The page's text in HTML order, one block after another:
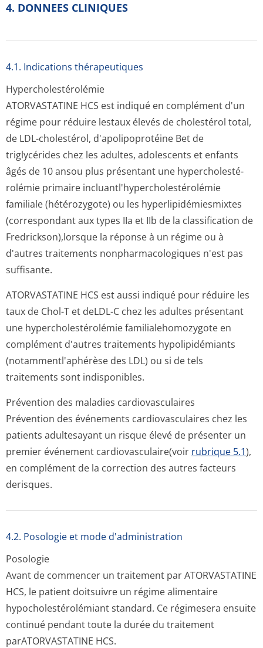
4. DONNEES CLINIQUES
4.1. Indications thérapeutiques
Hypercholesté­rolémie
ATORVASTATINE HCS est indiqué en complément d'un
régime pour réduire lestaux élevés de cholestérol total,
de LDL-cholestérol, d'apolipoprotéine Bet de
triglycérides chez les adultes, adolescents et enfants
âgés de 10 ansou plus présentant une hypercholesté­
rolémie primaire incluantl'hyper­cholestérolémie
familiale (hétérozygote) ou les hyperlipidémi­esmixtes
(correspondant aux types IIa et IIb de la classification de
Fredrickson),lor­sque la réponse à un régime ou à
d'autres traitements nonpharmacologiques n'est pas
suffisante.
ATORVASTATINE HCS est aussi indiqué pour réduire les
taux de Chol-T et deLDL-C chez les adultes présentant
une hypercholesté­rolémie familialehomozygote en
complément d'autres traitements hypolipidémiants
(notammentl'ap­hérèse des LDL) ou si de tels
traitements sont indisponibles.
Prévention des maladies cardiovasculaires
Prévention des événements cardiovasculaires chez les
patients adultesayant un risque élevé de présenter un
premier événement cardiovascula­ire(voir rubrique 5.1),
en complément de la correction des autres facteurs
derisques.
4.2. Posologie et mode d'administration
Posologie
Avant de commencer un traitement par ATORVASTATINE
HCS, le patient doitsuivre un régime alimentaire
hypocholestéro­lémiant standard. Ce régimesera ensuite
continué pendant toute la durée du traitement
parATORVASTATI­NE HCS.